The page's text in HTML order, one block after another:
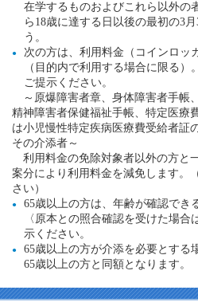
在学するものおよびこれら以外の
ら18歳に達する日以後の最初の3
う。
次の方は、利用料金（コインロッ
（目的内で利用する場合に限る
ご提示ください。
～原爆障害者章、身体障害者手帳
精神障害者保健福祉手帳、特定医療
は小児慢性特定疾病医療費受給者証
その介添者～
利用料金の免除対象者以外の方と
案分により利用料金を減免します。
さい）
65歳以上の方は、年齢が確認でき
〈原本との照合確認を受けた場
示ください。
65歳以上の方が介添を必要とする
65歳以上の方と同額となります。